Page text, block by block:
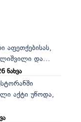
აფეთქებისას,
და...
ნახვა
აქტი უწოდა,